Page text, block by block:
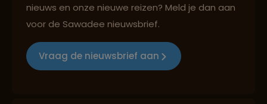
Reizen met oog voor mens, cultuur en milieu
nieuws en onze nieuwe reizen? Meld je dan aan
voor de Sawadee nieuwsbrief.
Vraag de nieuwsbrief aan